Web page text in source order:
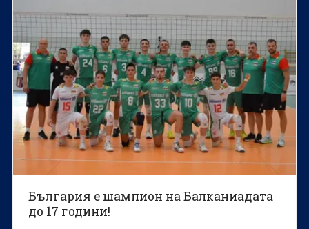
България е шампион на Балканиадата
до 17 години!